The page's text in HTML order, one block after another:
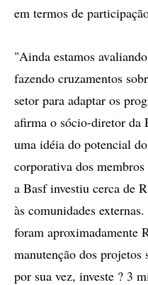
em termos de
"Ainda estamos
fazendo cruzamentos
setor para adaptar os
afirma o sócio-diretor da
uma idéia do potencial
corporativa dos
a Basf investiu cerca de
às comunidades
foram aproximadamente
manutenção dos
por sua vez, investe ? 3